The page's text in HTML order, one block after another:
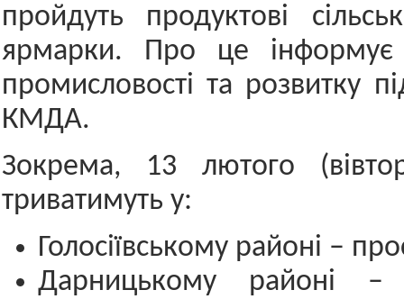
пройдуть продуктові
ярмарки. Про це інформує
промисловості та розвитку
КМДА.
Зокрема, 13 лютого
триватимуть у:
Голосіївському районі –
Дарницькому районі –